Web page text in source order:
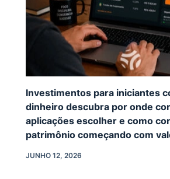
Investimentos para iniciantes
dinheiro descubra por onde
aplicações escolher e como
patrimônio começando com
JUNHO 12, 2026